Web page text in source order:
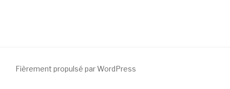
Fièrement propulsé par WordPress